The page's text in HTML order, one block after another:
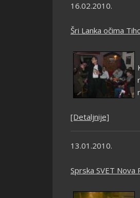
16.02.2010.
Šri Lanka očima
[Detaljnije]
13.01.2010.
Sprska SVET Nova